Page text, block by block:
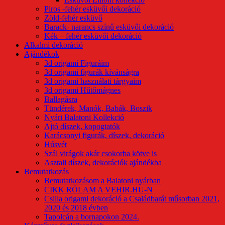
Piros -fehér esküvői dekoráció
Zöld-fehér esküvő
Barack- narancs színű esküvői dekoráció
Kék – fehér esküvői dekoráció
Alkalmi dekoráció
Ajándékok
3d origami Figuráim
3d origami figurák kívánságra
3d origami használati tárgyaim
3d origami Hűtőmágnes
Ballagásra
Tündérek, Manók, Babák, Boszik
Nyári Balatoni Kollekció
Ajtó díszek, kopogtatók
Karácsonyi figurák, díszek, dekoráció
Húsvét
Szál virágok akár csokorba kötve is
Asztali díszek, dekorációk ajándékba
Bemutatkozás
Bemutatkozásom a Balatoni nyárban
CIKK RÓLAM A VEHIR.HU-N
Csilla origami dekoráció a Családbarát műsorban 2021,
2020 és 2018 évben
Tapolcán a bornapokon 2024.